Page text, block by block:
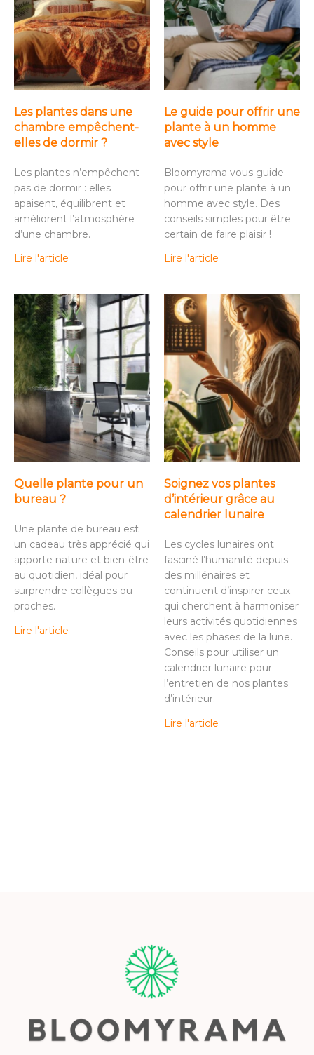
Les plantes dans une
chambre empêchent-
elles de dormir ?
Les plantes n’empêchent
pas de dormir : elles
apaisent, équilibrent et
améliorent l’atmosphère
d’une chambre.
Lire l'article
Le guide pour offrir une
plante à un homme
avec style
Bloomyrama vous guide
pour offrir une plante à un
homme avec style. Des
conseils simples pour être
certain de faire plaisir !
Lire l'article
Quelle plante pour un
bureau ?
Une plante de bureau est
un cadeau très apprécié qui
apporte nature et bien-être
au quotidien, idéal pour
surprendre collègues ou
proches.
Lire l'article
Soignez vos plantes
d’intérieur grâce au
calendrier lunaire
Les cycles lunaires ont
fasciné l’humanité depuis
des millénaires et
continuent d’inspirer ceux
qui cherchent à harmoniser
leurs activités quotidiennes
avec les phases de la lune.
Conseils pour utiliser un
calendrier lunaire pour
l’entretien de nos plantes
d’intérieur.
Lire l'article